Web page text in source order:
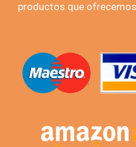
productos que